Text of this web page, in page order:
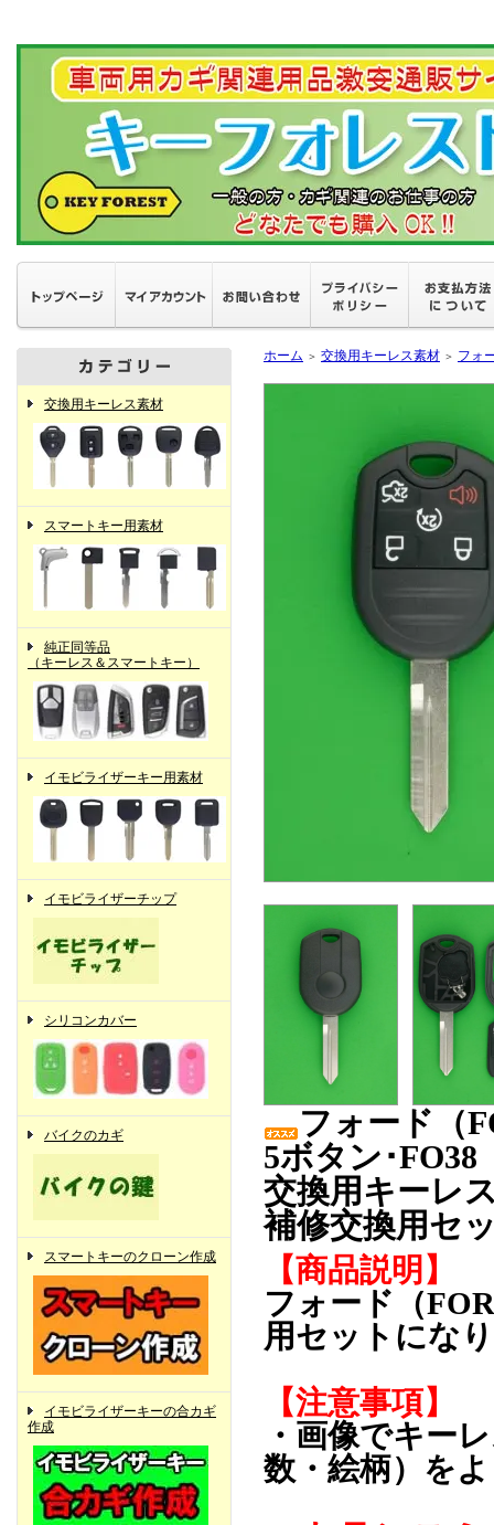
交換用キーレス素材
スマートキー用素材
純正同等品
（キーレス＆スマートキー）
イモビライザーキー用素材
イモビライザーチップ
シリコンカバー
バイクのカギ
スマートキーのクローン作成
イモビライザーキーの合カギ
作成
ホーム ＞ 交換用キーレス素材 ＞ フォ
フォード（
5ボタン･FO38
交換用キーレ
補修交換用セ
【商品説明】
フォード（
用セットにな
【注意事項】
・画像でキー
数・絵柄）を